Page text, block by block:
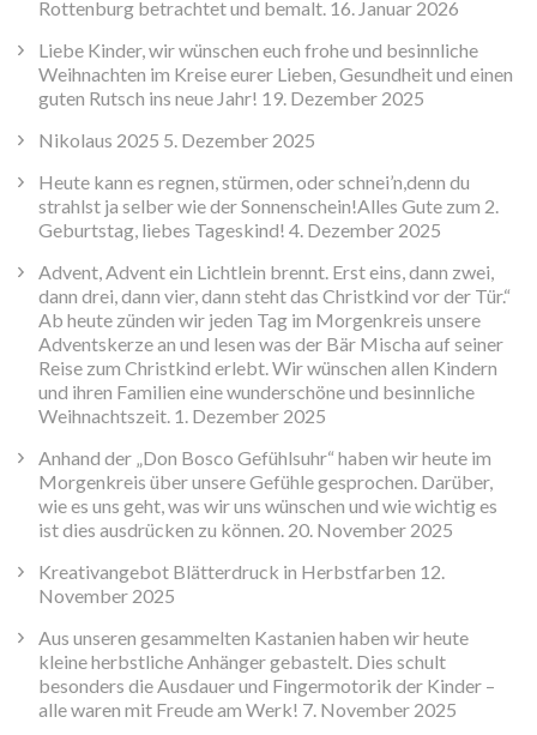
Rottenburg betrachtet und bemalt. 16. Januar 2026
Liebe Kinder, wir wünschen euch frohe und besinnliche
Weihnachten im Kreise eurer Lieben, Gesundheit und einen
guten Rutsch ins neue Jahr! 19. Dezember 2025
Nikolaus 2025 5. Dezember 2025
Heute kann es regnen, stürmen, oder schnei’n,denn du
strahlst ja selber wie der Sonnenschein!Alles Gute zum 2.
Geburtstag, liebes Tageskind! 4. Dezember 2025
Advent, Advent ein Lichtlein brennt. Erst eins, dann zwei,
dann drei, dann vier, dann steht das Christkind vor der Tür.“
Ab heute zünden wir jeden Tag im Morgenkreis unsere
Adventskerze an und lesen was der Bär Mischa auf seiner
Reise zum Christkind erlebt. Wir wünschen allen Kindern
und ihren Familien eine wunderschöne und besinnliche
Weihnachtszeit. 1. Dezember 2025
Anhand der „Don Bosco Gefühlsuhr“ haben wir heute im
Morgenkreis über unsere Gefühle gesprochen. Darüber,
wie es uns geht, was wir uns wünschen und wie wichtig es
ist dies ausdrücken zu können. 20. November 2025
Kreativangebot Blätterdruck in Herbstfarben 12.
November 2025
Aus unseren gesammelten Kastanien haben wir heute
kleine herbstliche Anhänger gebastelt. Dies schult
besonders die Ausdauer und Fingermotorik der Kinder –
alle waren mit Freude am Werk! 7. November 2025